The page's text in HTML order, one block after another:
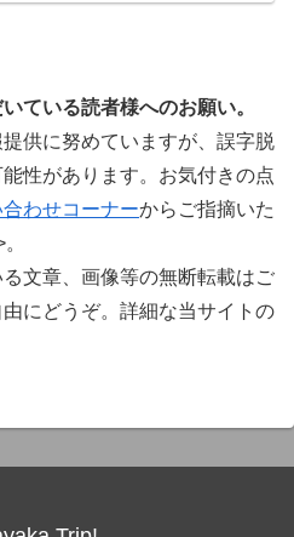
ている読者様へのお願い。
供に努めていますが、誤字脱
性があります。お気付きの点
わせコーナーからご指摘いた
文章、画像等の無断転載はご
にどうぞ。詳細な当サイトの